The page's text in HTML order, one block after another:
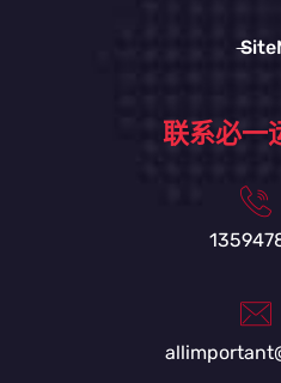
联系必一